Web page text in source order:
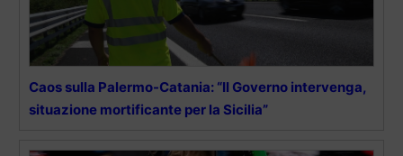
Caos sulla Palermo-Catania: “Il Governo intervenga,
situazione mortificante per la Sicilia”